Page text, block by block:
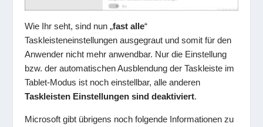
Wie Ihr seht, sind nun „fast alle“
Taskleisteneinstellungen ausgegraut und somit für den
Anwender nicht mehr anwendbar. Nur die Einstellung
bzw. der automatischen Ausblendung der Taskleiste im
Tablet-Modus ist noch einstellbar, alle anderen
Taskleisten Einstellungen sind deaktiviert.
Microsoft gibt übrigens noch folgende Informationen zu